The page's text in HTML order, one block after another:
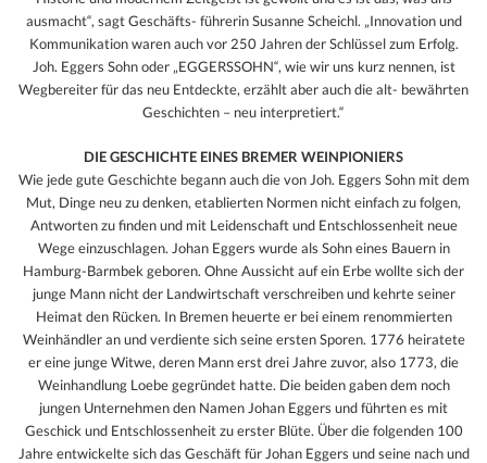
ausmacht“, sagt Geschäfts- führerin Susanne Scheichl. „Innovation und
Kommunikation waren auch vor 250 Jahren der Schlüssel zum Erfolg.
Joh. Eggers Sohn oder „EGGERSSOHN“, wie wir uns kurz nennen, ist
Wegbereiter für das neu Entdeckte, erzählt aber auch die alt- bewährten
Geschichten – neu interpretiert.“
DIE GESCHICHTE EINES BREMER WEINPIONIERS
Wie jede gute Geschichte begann auch die von Joh. Eggers Sohn mit dem
Mut, Dinge neu zu denken, etablierten Normen nicht einfach zu folgen,
Antworten zu finden und mit Leidenschaft und Entschlossenheit neue
Wege einzuschlagen. Johan Eggers wurde als Sohn eines Bauern in
Hamburg-Barmbek geboren. Ohne Aussicht auf ein Erbe wollte sich der
junge Mann nicht der Landwirtschaft verschreiben und kehrte seiner
Heimat den Rücken. In Bremen heuerte er bei einem renommierten
Weinhändler an und verdiente sich seine ersten Sporen. 1776 heiratete
er eine junge Witwe, deren Mann erst drei Jahre zuvor, also 1773, die
Weinhandlung Loebe gegründet hatte. Die beiden gaben dem noch
jungen Unternehmen den Namen Johan Eggers und führten es mit
Geschick und Entschlossenheit zu erster Blüte. Über die folgenden 100
Jahre entwickelte sich das Geschäft für Johan Eggers und seine nach und